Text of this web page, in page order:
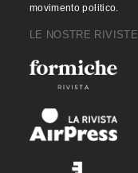
movimento politico.
LE NOSTRE RIVISTE